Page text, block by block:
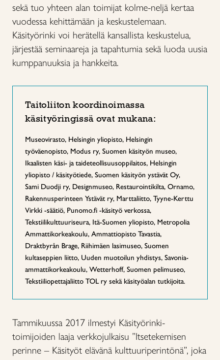
sekä tuo yhteen alan toimijat kolme-neljä kertaa
vuodessa kehittämään ja keskustelemaan.
Käsityörinki voi herätellä kansallista keskustelua,
järjestää seminaareja ja tapahtumia sekä luoda uusia
kumppanuuksia ja hankkeita.
Taitoliiton koordinoimassa
käsityöringissä ovat mukana:
Museovirasto, Helsingin yliopisto, Helsingin
työväenopisto, Modus ry, Suomen käsityön museo,
Ikaalisten käsi- ja taideteollisuusoppilaitos, Helsingin
yliopisto / käsityötiede, Suomen käsityön ystävät Oy,
Sami Duodji ry, Designmuseo, Restaurointikilta, Ornamo,
Rakennusperinteen Ystävät ry, Marttaliitto, Tyyne-Kerttu
Virkki -säätiö, Punomo.fi -käsityö verkossa,
Tekstiilikulttuuriseura, Itä-Suomen yliopisto, Metropolia
Ammattikorkeakoulu, Ammattiopisto Tavastia,
Draktbyrån Brage, Riihimäen lasimuseo, Suomen
kultaseppien liitto, Uuden muotoilun yhdistys, Savonia-
ammattikorkeakoulu, Wetterhoff, Suomen pelimuseo,
Tekstiiliopettajaliitto TOL ry sekä käsityöalan tutkijoita.
Tammikuussa 2017 ilmestyi Käsityörinki-
toimijoiden laaja verkkojulkaisu ”Itsetekemisen
perinne – Käsityöt elävänä kulttuuriperintönä”, joka